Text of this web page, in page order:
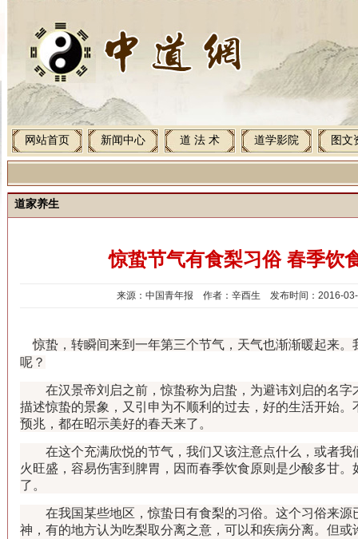
网站首页 新闻中心 道 法 术 道学影院 图文
道家养生
惊蛰节气有食梨习俗 春季饮
来源：中国青年报 作者：辛酉生 发布时间：2016-
惊蛰，转瞬间来到一年第三个节气，天气也渐渐暖起来
呢？
在汉景帝刘启之前，惊蛰称为启蛰，为避讳刘启的名字
描述惊蛰的景象，又引申为不顺利的过去，好的生活开始
预兆，都在昭示美好的春天来了。
在这个充满欣悦的节气，我们又该注意点什么，或者我
火旺盛，容易伤害到脾胃，因而春季饮食原则是少酸多甘
了。
在我国某些地区，惊蛰日有食梨的习俗。这个习俗来源
神，有的地方认为吃梨取分离之意，可以和疾病分离。但